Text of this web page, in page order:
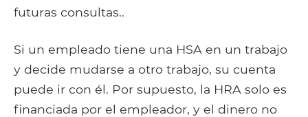
futuras consultas..
Si un empleado tiene una HSA en un trabajo
y decide mudarse a otro trabajo, su cuenta
puede ir con él. Por supuesto, la HRA solo es
financiada por el empleador, y el dinero no